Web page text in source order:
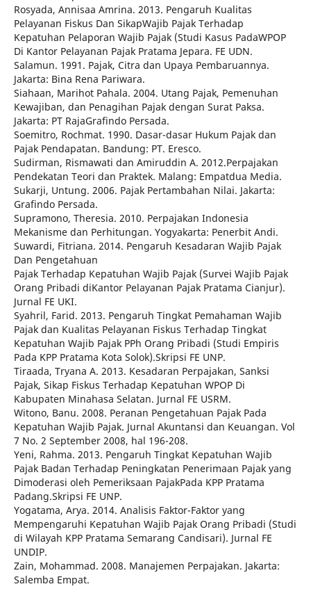
Rosyada, Annisaa Amrina. 2013. Pengaruh Kualitas
Pelayanan Fiskus Dan SikapWajib Pajak Terhadap
Kepatuhan Pelaporan Wajib Pajak (Studi Kasus PadaWPOP
Di Kantor Pelayanan Pajak Pratama Jepara. FE UDN.
Salamun. 1991. Pajak, Citra dan Upaya Pembaruannya.
Jakarta: Bina Rena Pariwara.
Siahaan, Marihot Pahala. 2004. Utang Pajak, Pemenuhan
Kewajiban, dan Penagihan Pajak dengan Surat Paksa.
Jakarta: PT RajaGrafindo Persada.
Soemitro, Rochmat. 1990. Dasar-dasar Hukum Pajak dan
Pajak Pendapatan. Bandung: PT. Eresco.
Sudirman, Rismawati dan Amiruddin A. 2012.Perpajakan
Pendekatan Teori dan Praktek. Malang: Empatdua Media.
Sukarji, Untung. 2006. Pajak Pertambahan Nilai. Jakarta:
Grafindo Persada.
Supramono, Theresia. 2010. Perpajakan Indonesia
Mekanisme dan Perhitungan. Yogyakarta: Penerbit Andi.
Suwardi, Fitriana. 2014. Pengaruh Kesadaran Wajib Pajak
Dan Pengetahuan
Pajak Terhadap Kepatuhan Wajib Pajak (Survei Wajib Pajak
Orang Pribadi diKantor Pelayanan Pajak Pratama Cianjur).
Jurnal FE UKI.
Syahril, Farid. 2013. Pengaruh Tingkat Pemahaman Wajib
Pajak dan Kualitas Pelayanan Fiskus Terhadap Tingkat
Kepatuhan Wajib Pajak PPh Orang Pribadi (Studi Empiris
Pada KPP Pratama Kota Solok).Skripsi FE UNP.
Tiraada, Tryana A. 2013. Kesadaran Perpajakan, Sanksi
Pajak, Sikap Fiskus Terhadap Kepatuhan WPOP Di
Kabupaten Minahasa Selatan. Jurnal FE USRM.
Witono, Banu. 2008. Peranan Pengetahuan Pajak Pada
Kepatuhan Wajib Pajak. Jurnal Akuntansi dan Keuangan. Vol
7 No. 2 September 2008, hal 196-208.
Yeni, Rahma. 2013. Pengaruh Tingkat Kepatuhan Wajib
Pajak Badan Terhadap Peningkatan Penerimaan Pajak yang
Dimoderasi oleh Pemeriksaan PajakPada KPP Pratama
Padang.Skripsi FE UNP.
Yogatama, Arya. 2014. Analisis Faktor-Faktor yang
Mempengaruhi Kepatuhan Wajib Pajak Orang Pribadi (Studi
di Wilayah KPP Pratama Semarang Candisari). Jurnal FE
UNDIP.
Zain, Mohammad. 2008. Manajemen Perpajakan. Jakarta:
Salemba Empat.